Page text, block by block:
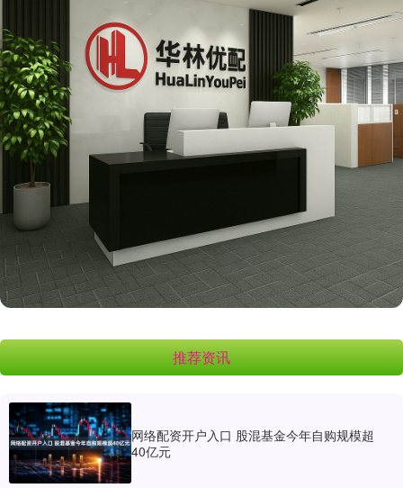
推荐资讯
网络配资开户入口 股混基金今年自购规模超
40亿元